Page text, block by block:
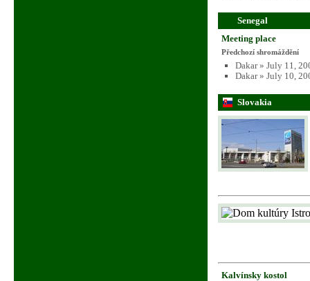
Senegal
Meeting place
Předchozí shromáždění
Dakar » July 11,
Dakar » July 10,
Slovakia
Kalvínsky kostol